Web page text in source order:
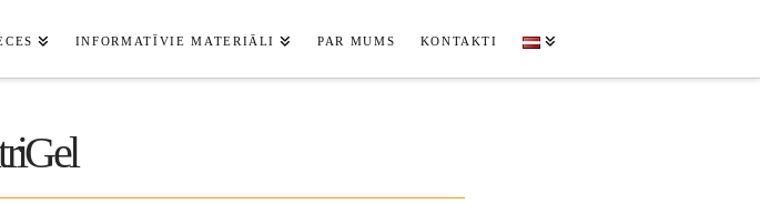
INFORMATĪVIE MATERIĀLI PAR MUMS KONTAKTI